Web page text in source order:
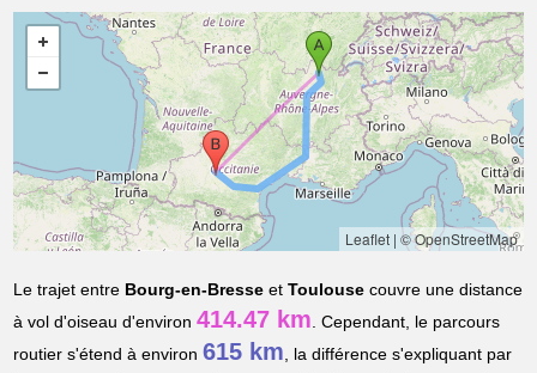
Leaflet| © OpenStreetMap
Le trajet entre Bourg-en-Bresse etToulouse couvre une distance
à vol d'oiseau d'environ414.47 km. Cependant, le parcours
routier s'étend à environ615 km, la différence s'expliquant par